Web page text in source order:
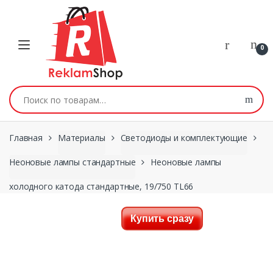
Перейти к навигации
0
Искать:
Главная Материалы Светодиоды и комплектующие
Неоновые лампы стандартные Неоновые лампы
холодного катода стандартные, 19/750 TL66
Купить сразу